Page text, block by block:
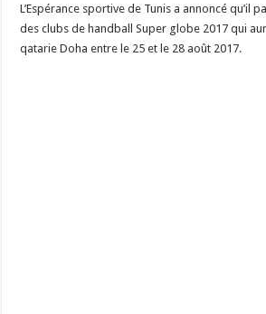
L’Espérance sportive de Tunis a annoncé qu’il
des clubs de handball Super globe 2017 qui
qatarie Doha entre le 25 et le 28 août 2017.